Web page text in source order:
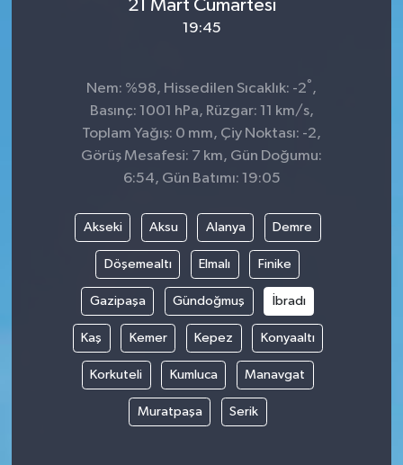
21 Mart Cumartesi
19:45
Nem: %98, Hissedilen Sıcaklık: -2° ,
Basınç: 1001 hPa, Rüzgar: 11 km/s,
Toplam Yağış: 0 mm, Çiy Noktası: -2,
Görüş Mesafesi: 7 km, Gün Doğumu:
6:54, Gün Batımı: 19:05
Akseki Aksu Alanya Demre
Döşemealtı Elmalı Finike
Gazipaşa Gündoğmuş İbradı
Kaş Kemer Kepez Konyaaltı
Korkuteli Kumluca Manavgat
Muratpaşa Serik